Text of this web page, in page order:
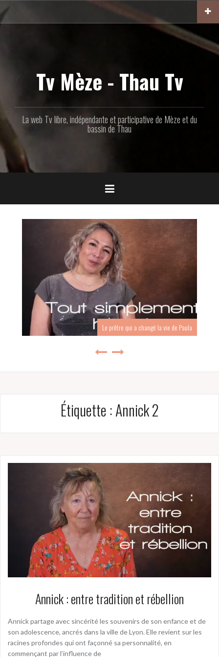
au
contenu
Tv Mèze - Thau Tv
La web Tv libre, indépendante et participative de Mèze et du
bassin de Thau
Le prêtre qui a changé la vie de Paula
Étiquette :Annick 2
Annick : entre tradition et rébellion
Annick partage avec sincérité les souvenirs de son enfance et de
son adolescence, ancrés dans la ville de Lyon. Elle revient sur les
racines profondes qui ont façonné sa personnalité, en
commençant par l’influence de